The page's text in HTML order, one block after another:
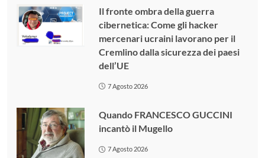
Il fronte ombra della guerra
cibernetica: Come gli hacker
mercenari ucraini lavorano per il
Cremlino dalla sicurezza dei paesi
dell’UE
7 Agosto 2026
Quando FRANCESCO GUCCINI
incantò il Mugello
7 Agosto 2026